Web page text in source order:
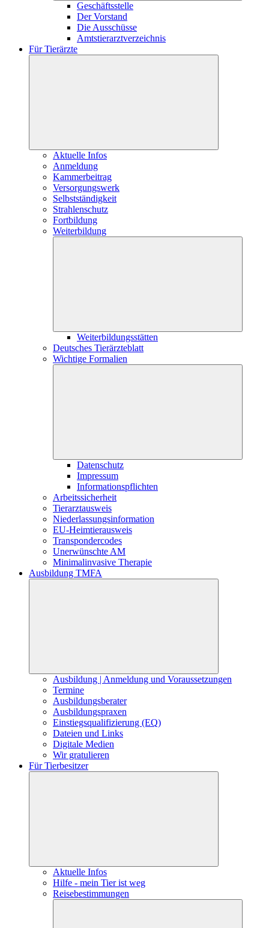
Geschäftsstelle
Der Vorstand
Die Ausschüsse
Amtstierarztverzeichnis
Für Tierärzte
Aktuelle Infos
Anmeldung
Kammerbeitrag
Versorgungswerk
Selbstständigkeit
Strahlenschutz
Fortbildung
Weiterbildung
Weiterbildungsstätten
Deutsches Tierärzteblatt
Wichtige Formalien
Datenschutz
Impressum
Informationspflichten
Arbeitssicherheit
Tierarztausweis
Niederlassungsinformation
EU-Heimtierausweis
Transpondercodes
Unerwünschte AM
Minimalinvasive Therapie
Ausbildung TMFA
Ausbildung | Anmeldung und Voraussetzungen
Termine
Ausbildungsberater
Ausbildungspraxen
Einstiegsqualifizierung (EQ)
Dateien und Links
Digitale Medien
Wir gratulieren
Für Tierbesitzer
Aktuelle Infos
Hilfe - mein Tier ist weg
Reisebestimmungen